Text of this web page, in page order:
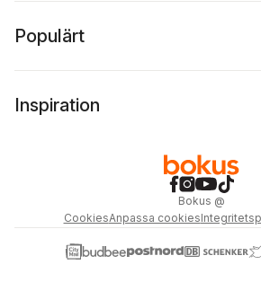
Populärt
Inspiration
Bokus @
CookiesAnpassa cookies